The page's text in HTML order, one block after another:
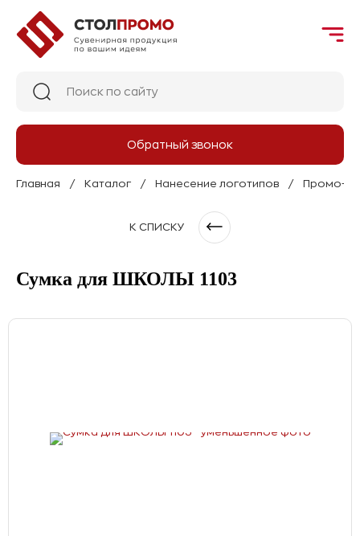
Обратный звонок
Главная Каталог Нанесение логотипов Промо-
К СПИСКУ
Сумка для ШКОЛЫ 1103